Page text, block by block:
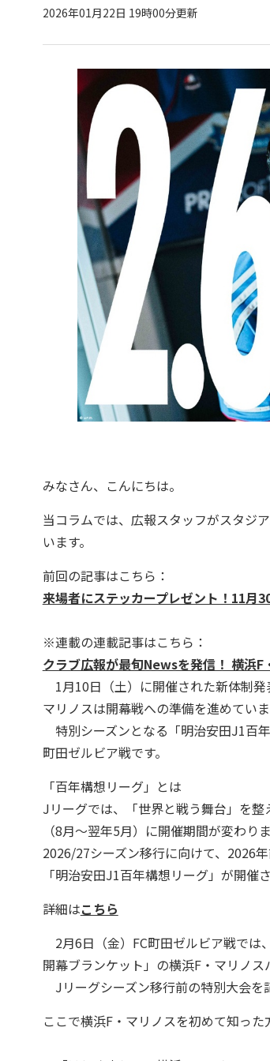
2026年01月22日 19時00分更新
みなさん、こんにちは。
当コラムでは、広報スタッフがスタジ
います。
前回の記事はこちら：
来場者にステッカープレゼント！11月
※連載の連載記事はこちら：
クラブ広報が最旬Newsを発信！ 横浜
1月10日（土）に開催された新体制
マリノスは開幕戦への準備を進めていま
特別シーズンとなる「明治安田J1百
町田ゼルビア戦です。
「百年構想リーグ」とは
Jリーグでは、「世界と戦う舞台」を
（8月～翌年5月）に開催期間が変わりま
2026/27シーズン移行に向けて、2026
「明治安田J1百年構想リーグ」が開催さ
詳細はこちら
2月6日（金）FC町田ゼルビア戦では
開幕ブランケット」の横浜F・マリノス
Jリーグシーズン移行前の特別大会を
ここで横浜F・マリノスを初めて知っ